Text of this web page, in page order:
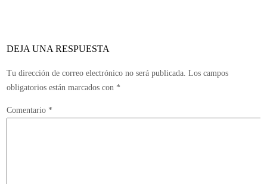
DEJA UNA RESPUESTA
Tu dirección de correo electrónico no será publicada. Los campos
obligatorios están marcados con *
Comentario *